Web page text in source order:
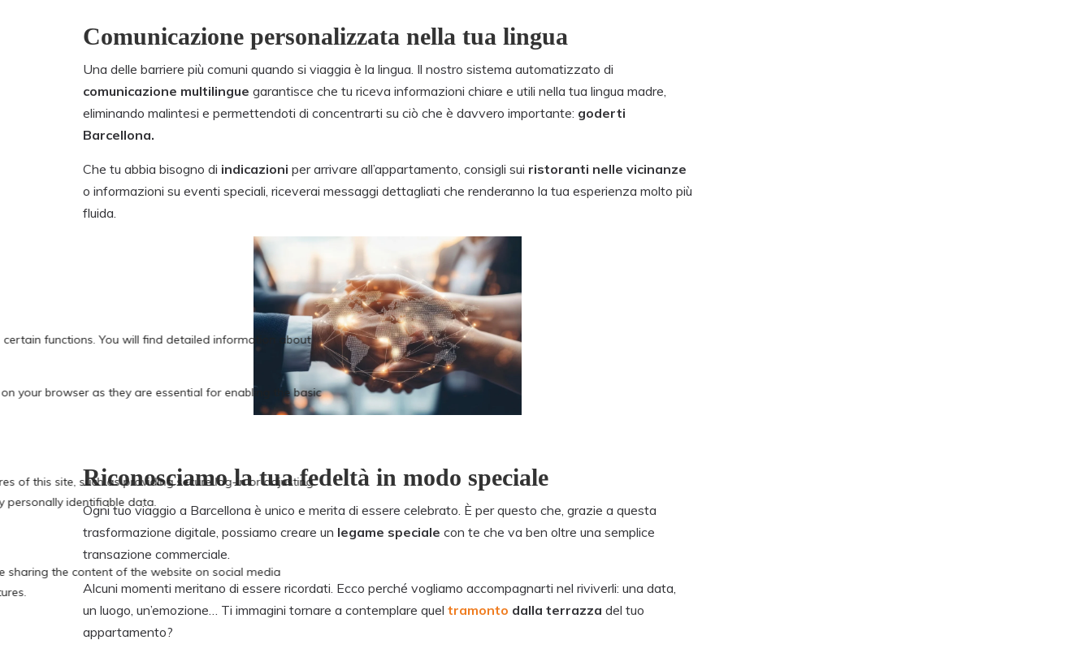
Comunicazione personalizzata nella tua lingua
Una delle barriere più comuni quando si viaggia è la lingua. Il nostro sistema automatizzato di
comunicazione multilingue garantisce che tu riceva informazioni chiare e utili nella tua lingua madre,
eliminando malintesi e permettendoti di concentrarti su ciò che è davvero importante: goderti
Barcellona.
Che tu abbia bisogno di indicazioni per arrivare all’appartamento, consigli sui ristoranti nelle vicinanze
o informazioni su eventi speciali, riceverai messaggi dettagliati che renderanno la tua esperienza molto più
fluida.
Riconosciamo la tua fedeltà in modo speciale
Ogni tuo viaggio a Barcellona è unico e merita di essere celebrato. È per questo che, grazie a questa
trasformazione digitale, possiamo creare un legame speciale con te che va ben oltre una semplice
transazione commerciale.
Alcuni momenti meritano di essere ricordati. Ecco perché vogliamo accompagnarti nel riviverli: una data,
un luogo, un’emozione… Ti immagini tornare a contemplare quel tramonto dalla terrazza del tuo
appartamento?